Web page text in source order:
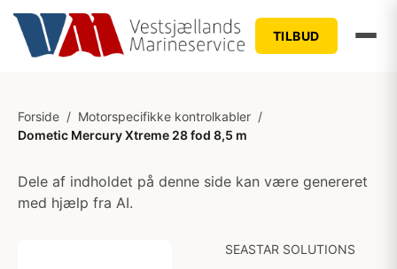
TILBUD
Forside / Motorspecifikke kontrolkabler /
Dometic Mercury Xtreme 28 fod 8,5 m
Dele af indholdet på denne side kan være genereret
med hjælp fra AI.
SEASTAR SOLUTIONS